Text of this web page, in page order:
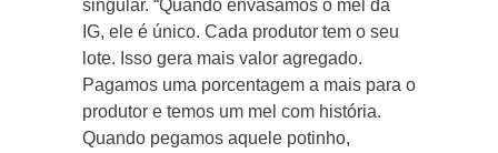
singular. “Quando envasamos o mel da
IG, ele é único. Cada produtor tem o seu
lote. Isso gera mais valor agregado.
Pagamos uma porcentagem a mais para o
produtor e temos um mel com história.
Quando pegamos aquele potinho,